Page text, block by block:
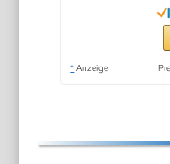
* Anzeige